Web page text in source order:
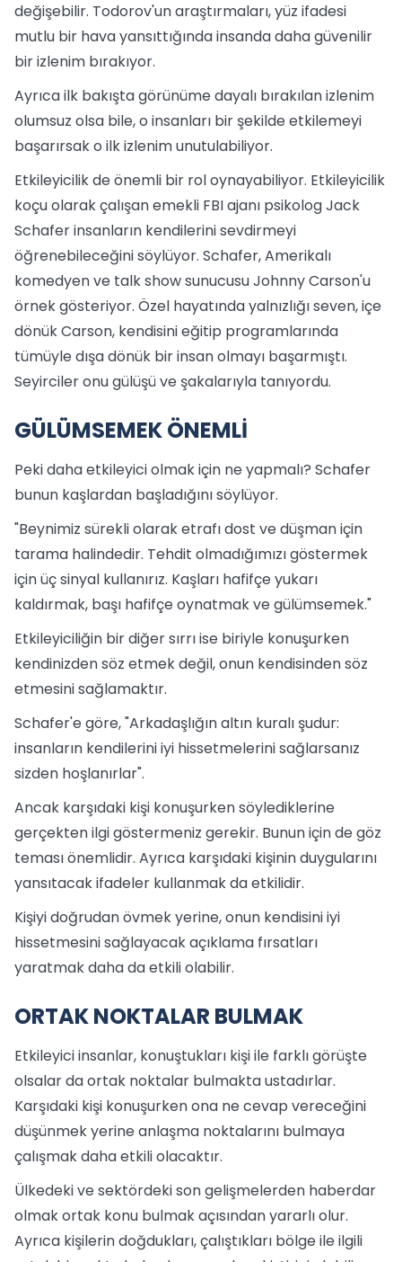
değişebilir. Todorov'un araştırmaları, yüz ifadesi
mutlu bir hava yansıttığında insanda daha güvenilir
bir izlenim bırakıyor.
Ayrıca ilk bakışta görünüme dayalı bırakılan izlenim
olumsuz olsa bile, o insanları bir şekilde etkilemeyi
başarırsak o ilk izlenim unutulabiliyor.
Etkileyicilik de önemli bir rol oynayabiliyor. Etkileyicilik
koçu olarak çalışan emekli FBI ajanı psikolog Jack
Schafer insanların kendilerini sevdirmeyi
öğrenebileceğini söylüyor. Schafer, Amerikalı
komedyen ve talk show sunucusu Johnny Carson'u
örnek gösteriyor. Özel hayatında yalnızlığı seven, içe
dönük Carson, kendisini eğitip programlarında
tümüyle dışa dönük bir insan olmayı başarmıştı.
Seyirciler onu gülüşü ve şakalarıyla tanıyordu.
GÜLÜMSEMEK ÖNEMLİ
Peki daha etkileyici olmak için ne yapmalı? Schafer
bunun kaşlardan başladığını söylüyor.
"Beynimiz sürekli olarak etrafı dost ve düşman için
tarama halindedir. Tehdit olmadığımızı göstermek
için üç sinyal kullanırız. Kaşları hafifçe yukarı
kaldırmak, başı hafifçe oynatmak ve gülümsemek."
Etkileyiciliğin bir diğer sırrı ise biriyle konuşurken
kendinizden söz etmek değil, onun kendisinden söz
etmesini sağlamaktır.
Schafer'e göre, "Arkadaşlığın altın kuralı şudur:
insanların kendilerini iyi hissetmelerini sağlarsanız
sizden hoşlanırlar".
Ancak karşıdaki kişi konuşurken söylediklerine
gerçekten ilgi göstermeniz gerekir. Bunun için de göz
teması önemlidir. Ayrıca karşıdaki kişinin duygularını
yansıtacak ifadeler kullanmak da etkilidir.
Kişiyi doğrudan övmek yerine, onun kendisini iyi
hissetmesini sağlayacak açıklama fırsatları
yaratmak daha da etkili olabilir.
ORTAK NOKTALAR BULMAK
Etkileyici insanlar, konuştukları kişi ile farklı görüşte
olsalar da ortak noktalar bulmakta ustadırlar.
Karşıdaki kişi konuşurken ona ne cevap vereceğini
düşünmek yerine anlaşma noktalarını bulmaya
çalışmak daha etkili olacaktır.
Ülkedeki ve sektördeki son gelişmelerden haberdar
olmak ortak konu bulmak açısından yararlı olur.
Ayrıca kişilerin doğdukları, çalıştıkları bölge ile ilgili